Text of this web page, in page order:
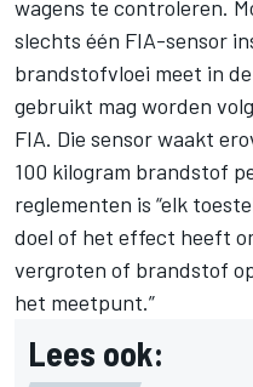
wagens te controleren.
slechts één FIA-sensor
brandstofvloei meet in
gebruikt mag worden
FIA. Die sensor waakt
100 kilogram brandstof
reglementen is “elk
doel of het effect heeft
vergroten of brandstof
het meetpunt.”
Lees ook: